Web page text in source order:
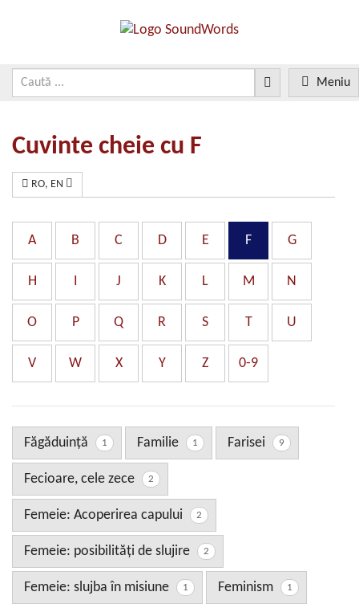
Meniu
Cuvinte cheie cu F
RO, EN
A B C D E F G
H I J K L M N
O P Q R S T U
V W X Y Z 0-9
Făgăduință 1 Familie 1 Farisei 9
Fecioare, cele zece 2
Femeie: Acoperirea capului 2
Femeie: posibilităţi de slujire 2
Femeie: slujba în misiune 1 Feminism 1